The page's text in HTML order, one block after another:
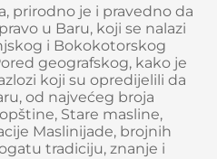
prirodno je i pravedno da
u Baru, koji se nalazi
i Bokokotorskog
geografskog, kako je
koji su opredijelili da
od najvećeg broja
Stare masline,
Maslinijade, brojnih
tradiciju, znanje i